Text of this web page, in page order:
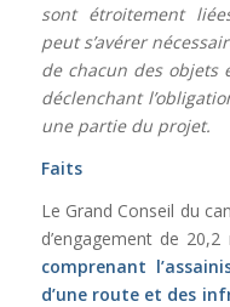
sont étroitement
peut s’avérer
de chacun des objets
déclenchant
une partie du projet.
Faits
Le Grand Conseil du
d’engagement de
comprenant
d’une route et des